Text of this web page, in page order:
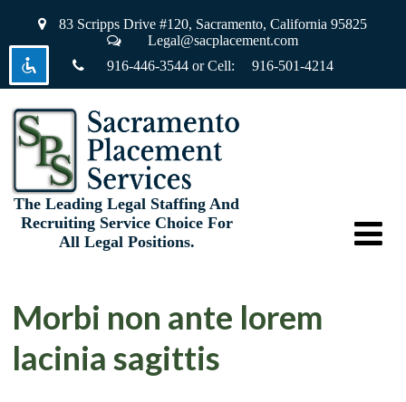
visibility_off Disable flashes
keyboard Keyboard navigation
title Mark headings
settings Background Color
zoom_out Zoom out
add_circle_outline Increase font
spellcheck Readable font
83 Scripps Drive #120, Sacramento, California 95825
Legal@sacplacement.com
916-446-3544or Cell: 916-501-4214
The Leading Legal Staffing And
Recruiting Service Choice For
All Legal Positions.
Morbi non ante lorem
lacinia sagittis